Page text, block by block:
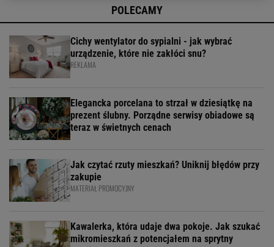
POLECAMY
Cichy wentylator do sypialni - jak wybrać
urządzenie, które nie zakłóci snu?
REKLAMA
Elegancka porcelana to strzał w dziesiątkę na
prezent ślubny. Porządne serwisy obiadowe są
teraz w świetnych cenach
Jak czytać rzuty mieszkań? Uniknij błędów przy
zakupie
MATERIAŁ PROMOCYJNY
Kawalerka, która udaje dwa pokoje. Jak szukać
mikromieszkań z potencjałem na sprytny